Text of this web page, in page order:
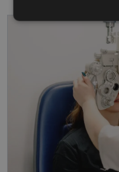
sīkdatnes
Mārketinga
sīkdatnes
Nepieciešamās